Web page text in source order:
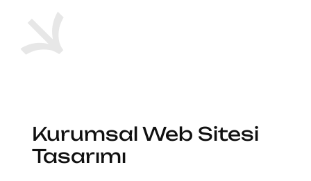
Kurumsal Web Sitesi
Tasarımı